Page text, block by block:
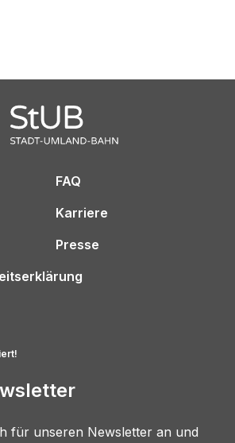
FAQ
Karriere
Presse
für unseren Newsletter an und